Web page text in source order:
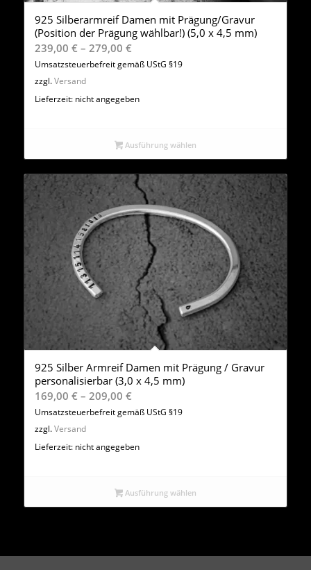
925 Silberarmreif Damen mit Prägung/Gravur
(Position der Prägung wählbar!) (5,0 x 4,5 mm)
239,00 € – 279,00 €Preisspanne:
239,00 €
279,00 €
Umsatzsteuerbefreit gemäß UStG §19
zzgl.Versand
Lieferzeit: nicht angegeben
Ausführung wählen
925 Silber Armreif Damen mit Prägung / Gravur
personalisierbar (3,0 x 4,5 mm)
169,00 € – 209,00 €Preisspanne:
169,00 €
209,00 €
Umsatzsteuerbefreit gemäß UStG §19
zzgl.Versand
Lieferzeit: nicht angegeben
Ausführung wählen